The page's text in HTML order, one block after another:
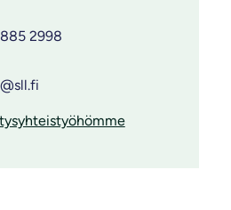
2998